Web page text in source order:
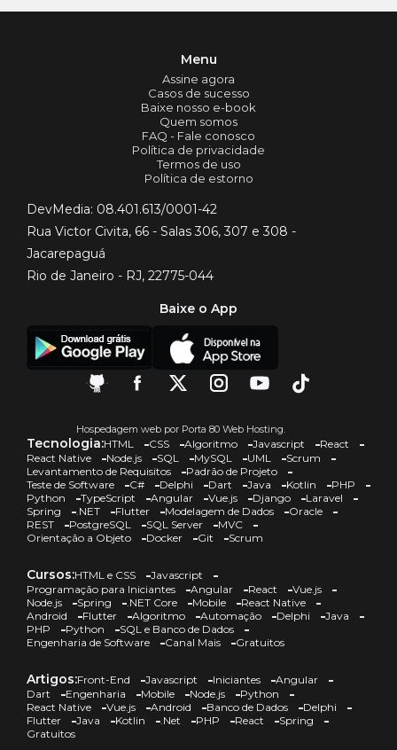
Menu
Assine agora
Casos de sucesso
Baixe nosso e-book
Quem somos
FAQ - Fale conosco
Política de privacidade
Termos de uso
Política de estorno
DevMedia: 08.401.613/0001-42
Rua Victor Civita, 66 - Salas 306, 307 e 308 -
Jacarepaguá
Rio de Janeiro - RJ, 22775-044
Baixe o App
Hospedagem web por Porta 80 Web Hosting.
Tecnologia:HTML CSS Algoritmo Javascript
React
React Native
Node.js SQL MySQL UML
Scrum
Levantamento de Requisitos
Padrão de Projeto
Teste de Software
C# Delphi Dart Java Kotlin
PHP
Python
TypeScript Angular Vue.js Django
Laravel
Spring
.NET Flutter Modelagem de Dados
Oracle
REST
PostgreSQL SQL Server
MVC
Orientação a Objeto
Docker Git Scrum
Cursos:HTML e CSS
Javascript
Programação para Iniciantes
Angular React
Vue.js
Node.js
Spring .NET Core Mobile
React Native
Android
Flutter Algoritmo Automação Delphi
Java
PHP
Python
SQL e Banco de Dados
Engenharia de Software
Canal Mais Gratuitos
Artigos:Front-End Javascript Iniciantes
Angular
Dart
Engenharia Mobile Node.js
Python
React Native
Vue.js Android Banco de Dados
Delphi
Flutter
Java Kotlin .Net PHP React
Spring
Gratuitos